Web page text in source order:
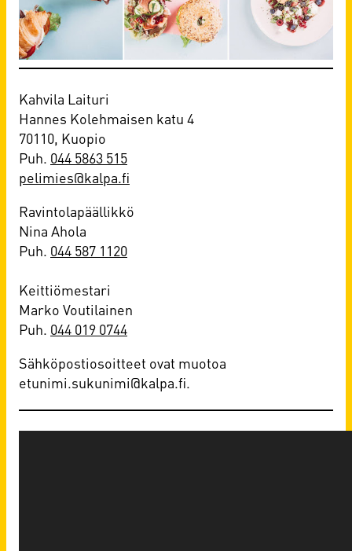
Kahvila Laituri
Hannes Kolehmaisen katu 4
70110, Kuopio
Puh. 044 5863 515
pelimies@kalpa.fi
Ravintolapäällikkö
Nina Ahola
Puh. 044 587 1120
Keittiömestari
Marko Voutilainen
Puh. 044 019 0744
Sähköpostiosoitteet ovat muotoa
etunimi.sukunimi@kalpa.fi.